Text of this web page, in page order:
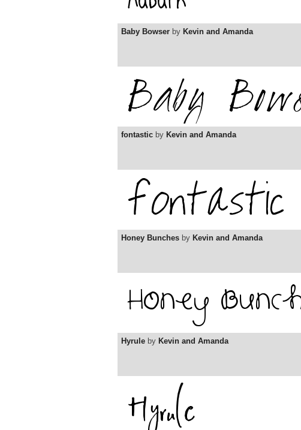
Baby Bowser by Kevin and Amanda
fontastic by Kevin and Amanda
Honey Bunches by Kevin and Amanda
Hyrule by Kevin and Amanda